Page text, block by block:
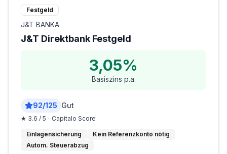
Festgeld
J&T BANKA
J&T Direktbank Festgeld
3,05%
Basiszins p.a.
92/125 Gut
★ 3.6 / 5 · Capitalo Score
Einlagensicherung
Kein Referenzkonto nötig
Autom. Steuerabzug